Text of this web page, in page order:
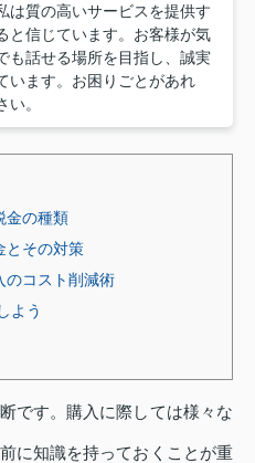
は質の高いサービスを提供す
と信じています。お客様が気
も話せる場所を目指し、誠実
います。お困りごとがあれ
。
金の種類
とその対策
のコスト削減術
よう
です。購入に際しては様々な
に知識を持っておくことが重